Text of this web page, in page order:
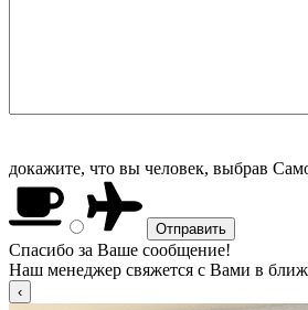
докажите, что вы человек, выбрав
Спасибо за Ваше сообщение!
Наш менеджер свяжется с Вами в